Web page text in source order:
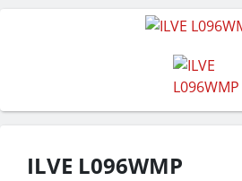
ILVE L096WMP